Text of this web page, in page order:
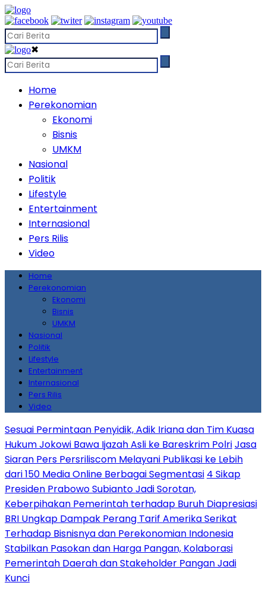
✖
Home
Perekonomian
Ekonomi
Bisnis
UMKM
Nasional
Politik
Lifestyle
Entertainment
Internasional
Pers Rilis
Video
Home
Perekonomian
Ekonomi
Bisnis
UMKM
Nasional
Politik
Lifestyle
Entertainment
Internasional
Pers Rilis
Video
Sesuai Permintaan Penyidik, Adik Iriana dan Tim Kuasa
Hukum Jokowi Bawa Ijazah Asli ke Bareskrim PolriJasa
Siaran Pers Persriliscom Melayani Publikasi ke Lebih
dari 150 Media Online Berbagai Segmentasi 4 Sikap
Presiden Prabowo Subianto Jadi Sorotan,
Keberpihakan Pemerintah terhadap Buruh Diapresiasi
BRI Ungkap Dampak Perang Tarif Amerika Serikat
Terhadap Bisnisnya dan Perekonomian Indonesia
Stabilkan Pasokan dan Harga Pangan, Kolaborasi
Pemerintah Daerah dan Stakeholder Pangan Jadi
Kunci